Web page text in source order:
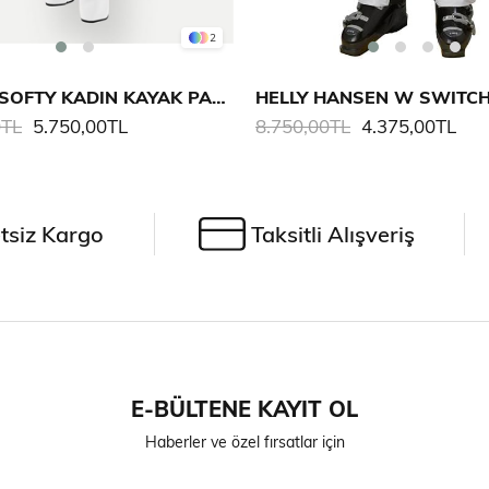
2
COLMAR SOFTY KADIN KAYAK PANTALONU
5.750,00TL 4.375,00TL
8.750,00TL
Kargo Taksitli Alışveriş
E-BÜLTENE KAYIT OL
Haberler ve özel fırsatlar için